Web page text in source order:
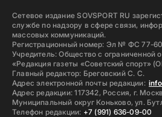
Сетевое издание SOVSPORT RU
службе по надзору в сфере связи,
массовых коммуникаций.
Регистрационный номер: Эл № ФС 77-
Учредитель: Общество с ограниченной
«Редакция газеты «Советский спорт»
Главный редактор: Бреговский С. С.
Адрес электронной почты редакции:
Адрес редакции: 117342, Россия, г.
Муниципальный округ Коньково, ул.
Телефон редакции: +7 (991) 636-09-00